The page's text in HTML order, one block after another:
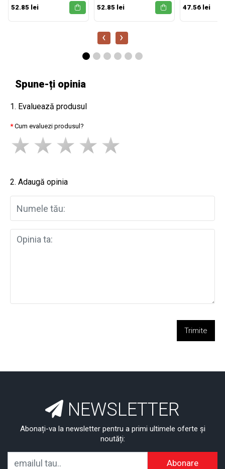
52.85 lei 52.85 lei 47.56 lei
‹ ›
Spune-ți opinia
1. Evaluează produsul
Cum evaluezi produsul?
2. Adaugă opinia
Trimite
NEWSLETTER
Abonați-va la newsletter pentru a primi ultimele oferte și
noutăți:
Abonare